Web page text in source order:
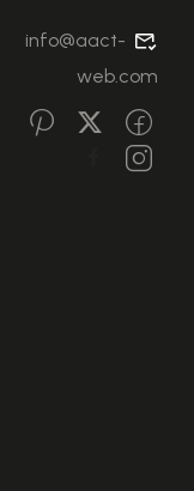
info@aact-
web.com